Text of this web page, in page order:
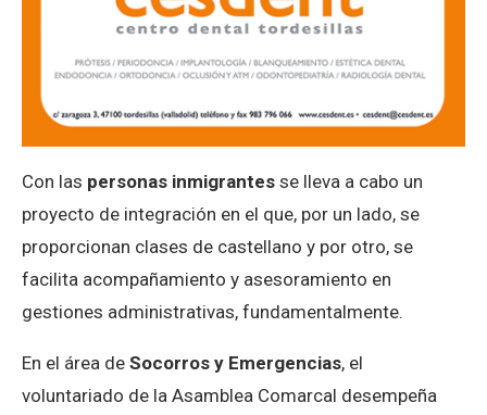
Con las personas inmigrantes se lleva a cabo un
proyecto de integración en el que, por un lado, se
proporcionan clases de castellano y por otro, se
facilita acompañamiento y asesoramiento en
gestiones administrativas, fundamentalmente.
En el área de Socorros y Emergencias, el
voluntariado de la Asamblea Comarcal desempeña